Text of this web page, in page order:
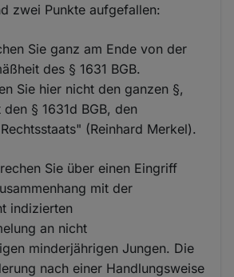
zwei Punkte aufgefallen:
Sie ganz am Ende von der
des § 1631 BGB.
Sie hier nicht den ganzen §,
§ 1631d BGB, den
(Reinhard Merkel).
Sie über einen Eingriff
mit der
indizierten
an nicht
minderjährigen Jungen. Die
nach einer Handlungsweise